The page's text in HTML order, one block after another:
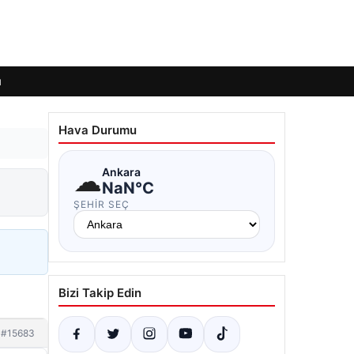
#15683
Hava Durumu
☁Ankara
NaN°C
ŞEHIR SEÇ
Bizi Takip Edin